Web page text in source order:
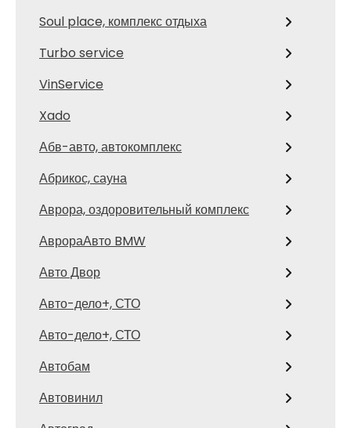
Soul place, комплекс отдыха
Turbo service
VinService
Xado
Абв-авто, автокомплекс
Абрикос, сауна
Аврора, оздоровительный комплекс
АврораАвто BMW
Авто Двор
Авто-дело+, СТО
Авто-дело+, СТО
Автобам
Автовинил